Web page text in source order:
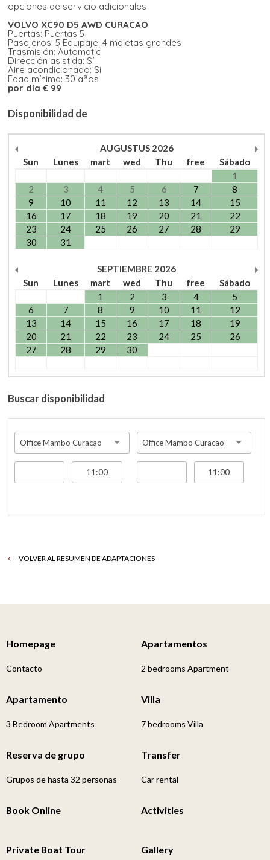
opciones de servicio adicionales
VOLVO XC90 D5 AWD CURACAO
Puertas: Puertas 5
Pasajeros: 5 Equipaje: 4 maletas grandes
Trasmisión: Automatic
Dirección asistida: Sí
Aire acondicionado: Sí
Edad mínima: 30 años
por día € 99
Disponibilidad de
AUGUSTUS 2026
Sun
Lunes mart wed Thu free
Sábado
1
2
3 4 5 6 7
8
9
10 11 12 13 14
15
16
17 18 19 20 21
22
23
24 25 26 27 28
29
30
31
SEPTIEMBRE 2026
Sun
Lunes mart wed Thu free
Sábado
1
2 3 4
5
6
7 8 9 10 11
12
13
14 15 16 17 18
19
20
21 22 23 24 25
26
27
28 29 30
Buscar disponibilidad
Office Mambo Curacao Office Mambo Curacao
VOLVER AL RESUMEN DE ADAPTACIONES
Homepage
Contacto
Apartamentos
2 bedrooms Apartment
Apartamento
3 Bedroom Apartments
Villa
7 bedrooms Villa
Reserva de grupo
Grupos de hasta 32 personas
Transfer
Car rental
Book Online Activities
Private Boat Tour Gallery